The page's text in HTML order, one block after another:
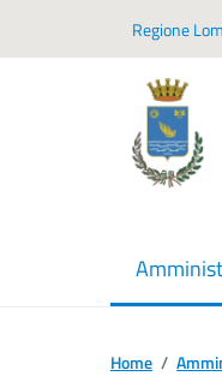
Regione
menu
Home /